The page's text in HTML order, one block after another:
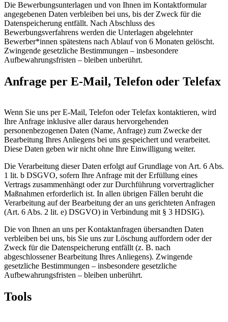
Die Bewerbungsunterlagen und von Ihnen im Kontaktformular
angegebenen Daten verbleiben bei uns, bis der Zweck für die
Datenspeicherung entfällt. Nach Abschluss des
Bewerbungsverfahrens werden die Unterlagen abgelehnter
Bewerber*innen spätestens nach Ablauf von 6 Monaten gelöscht.
Zwingende gesetzliche Bestimmungen – insbesondere
Aufbewahrungsfristen – bleiben unberührt.
Anfrage per E-Mail, Telefon oder Telefax
Wenn Sie uns per E-Mail, Telefon oder Telefax kontaktieren, wird
Ihre Anfrage inklusive aller daraus hervorgehenden
personenbezogenen Daten (Name, Anfrage) zum Zwecke der
Bearbeitung Ihres Anliegens bei uns gespeichert und verarbeitet.
Diese Daten geben wir nicht ohne Ihre Einwilligung weiter.
Die Verarbeitung dieser Daten erfolgt auf Grundlage von Art. 6 Abs.
1 lit. b DSGVO, sofern Ihre Anfrage mit der Erfüllung eines
Vertrags zusammenhängt oder zur Durchführung vorvertraglicher
Maßnahmen erforderlich ist. In allen übrigen Fällen beruht die
Verarbeitung auf der Bearbeitung der an uns gerichteten Anfragen
(Art. 6 Abs. 2 lit. e) DSGVO) in Verbindung mit § 3 HDSIG).
Die von Ihnen an uns per Kontaktanfragen übersandten Daten
verbleiben bei uns, bis Sie uns zur Löschung auffordern oder der
Zweck für die Datenspeicherung entfällt (z. B. nach
abgeschlossener Bearbeitung Ihres Anliegens). Zwingende
gesetzliche Bestimmungen – insbesondere gesetzliche
Aufbewahrungsfristen – bleiben unberührt.
Tools